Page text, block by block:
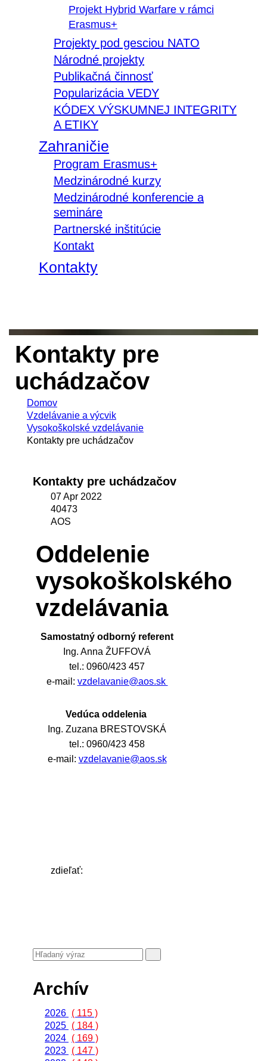
Projekt Hybrid Warfare v rámci
Erasmus+
Projekty pod gesciou NATO
Národné projekty
Publikačná činnosť
Popularizácia VEDY
KÓDEX VÝSKUMNEJ INTEGRITY
A ETIKY
Zahraničie
Program Erasmus+
Medzinárodné kurzy
Medzinárodné konferencie a
semináre
Partnerské inštitúcie
Kontakt
Kontakty
Kontakty pre
uchádzačov
Domov
Vzdelávanie a výcvik
Vysokoškolské vzdelávanie
Kontakty pre uchádzačov
Kontakty pre uchádzačov
07 Apr 2022
40473
AOS
Oddelenie
vysokoškolského
vzdelávania
Samostatný odborný referent
Ing. Anna ŽUFFOVÁ
tel.: 0960/423 457
e-mail: vzdelavanie@aos.sk
Vedúca oddelenia
Ing. Zuzana BRESTOVSKÁ
tel.: 0960/423 458
e-mail: vzdelavanie@aos.sk
zdieľať:
Archív
2026 ( 115 )
2025 ( 184 )
2024 ( 169 )
2023 ( 147 )